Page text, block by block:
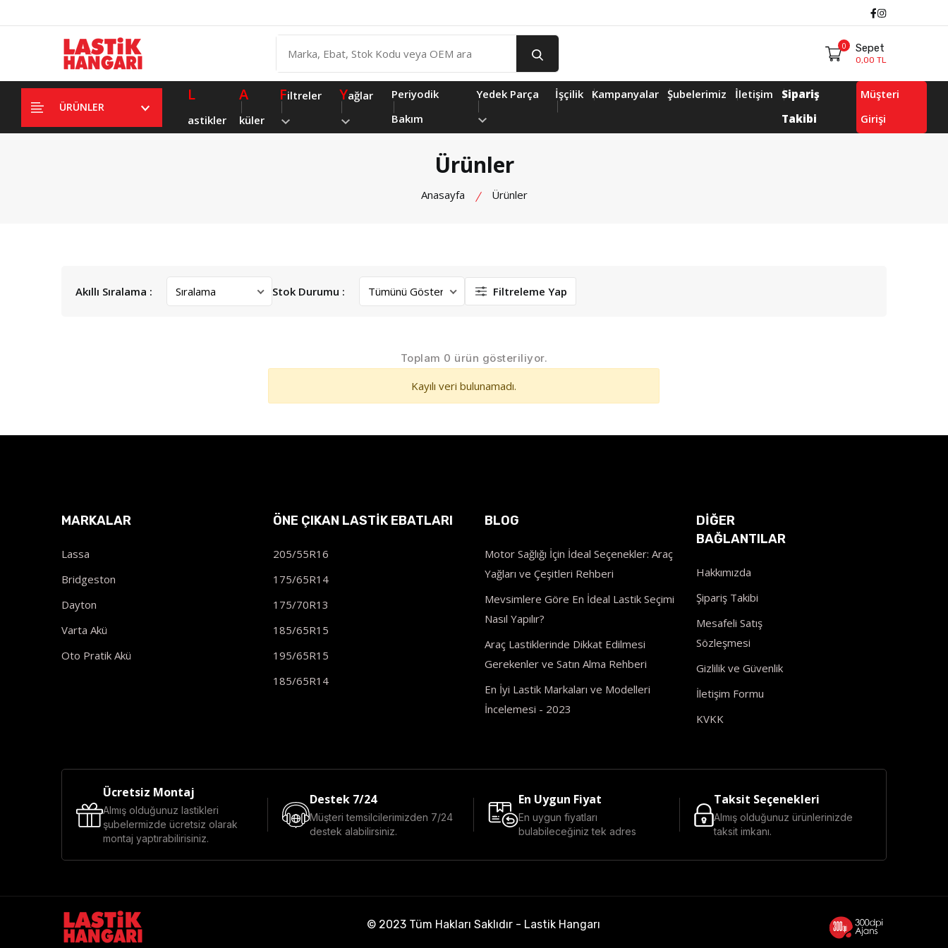
Facebook
Instagram
0 Sepet
0,00 TL
ÜRÜNLER
L
astikler
A
küler
Filtreler Yağlar
Periyodik
Bakım
Yedek Parça İşçilik Kampanyalar Şubelerimiz İletişim
Sipariş
Takibi
Müşteri
Girişi
Ürünler
Anasayfa Ürünler
Akıllı Sıralama : Stok Durumu : Filtreleme Yap
Toplam 0 ürün gösteriliyor.
Kayılı veri bulunamadı.
MARKALAR
Lassa
Bridgeston
Dayton
Varta Akü
Oto Pratik Akü
ÖNE ÇIKAN LASTIK EBATLARI
205/55R16
175/65R14
175/70R13
185/65R15
195/65R15
185/65R14
BLOG
Motor Sağlığı İçin İdeal Seçenekler: Araç
Yağları ve Çeşitleri Rehberi
Mevsimlere Göre En İdeal Lastik Seçimi
Nasıl Yapılır?
Araç Lastiklerinde Dikkat Edilmesi
Gerekenler ve Satın Alma Rehberi
En İyi Lastik Markaları ve Modelleri
İncelemesi - 2023
DİĞER
BAĞLANTILAR
Hakkımızda
Şipariş Takibi
Mesafeli Satış
Sözleşmesi
Gizlilik ve Güvenlik
İletişim Formu
KVKK
Ücretsiz Montaj
Almış olduğunuz lastikleri
şubelermizde ücretsiz olarak
montaj yaptırabilirisiniz.
Destek 7/24
Müşteri temsilcilerimizden 7/24
destek alabilirsiniz.
En Uygun Fiyat
En uygun fiyatları
bulabileceğiniz tek adres
Taksit Seçenekleri
Almış olduğunuz ürünlerinizde
taksit imkanı.
© 2023 Tüm Hakları Saklıdır - Lastik Hangarı